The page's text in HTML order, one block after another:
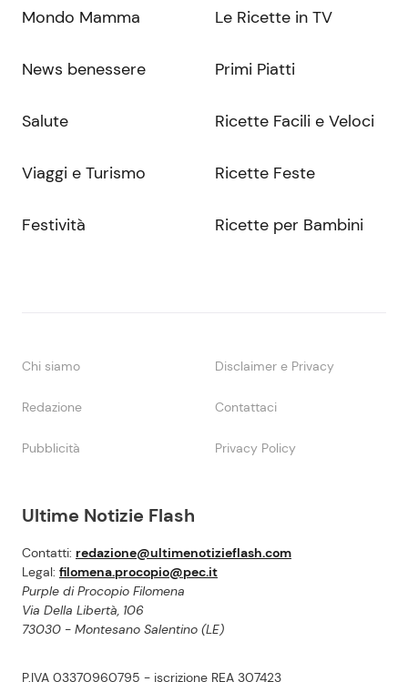
Ultime Notizie Flash
Contatti: redazione@ultimenotizieflash.com
Legal: filomena.procopio@pec.it
Purple di Procopio Filomena
Via Della Libertà, 106
73030 - Montesano Salentino (LE)
P.IVA 03370960795 - iscrizione REA 307423
Mondo Mamma
News benessere
Salute
Viaggi e Turismo
Festività
Le Ricette in TV
Primi Piatti
Ricette Facili e Veloci
Ricette Feste
Ricette per Bambini
Chi siamo Disclaimer e Privacy
Redazione Contattaci
Pubblicità Privacy Policy